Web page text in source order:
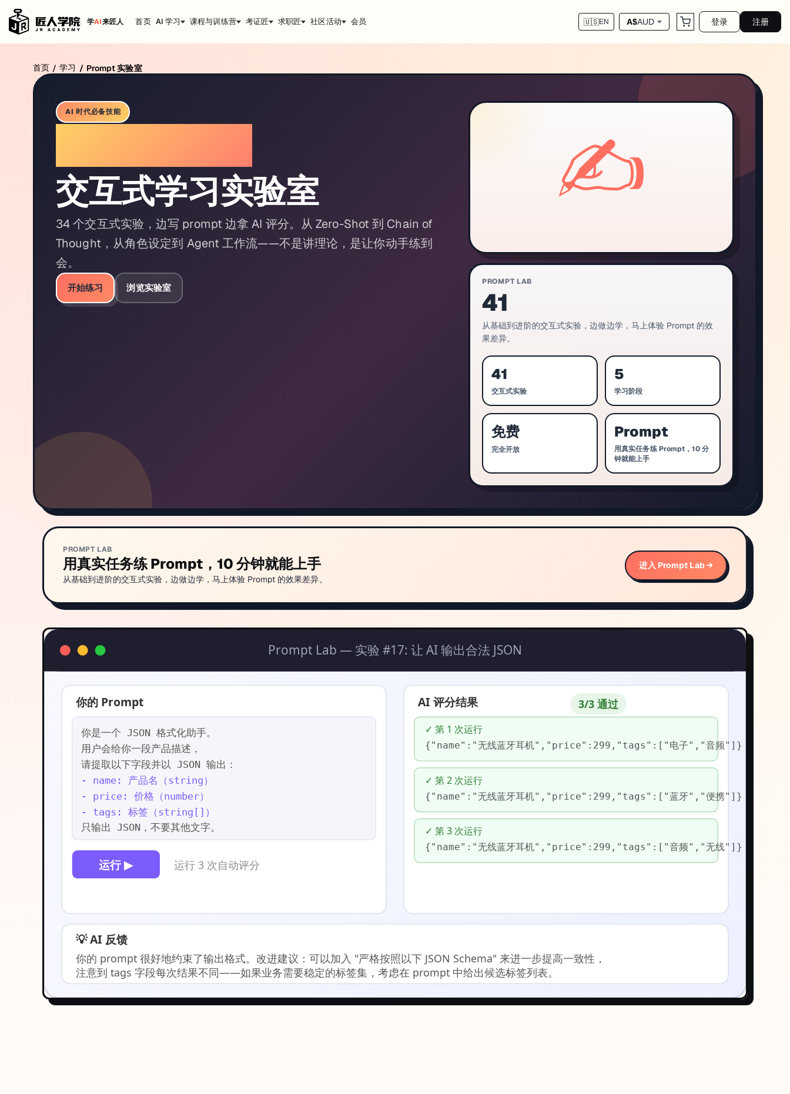
学AI来匠人 首页 AI 学习 课程与训练营 考证匠 求职匠 社区活动 会员 🇺🇸EN A$AUD 登录 注册
首页 / 学习 / Prompt 实验室
AI 时代必备技能
交互式学习实验室
34 个交互式实验，边写 prompt 边拿 AI 评分。从 Zero-Shot 到 Chain of
Thought，从角色设定到 Agent 工作流——不是讲理论，是让你动手练到
会。
开始练习 浏览实验室
✍️
PROMPT LAB
41
从基础到进阶的交互式实验，边做边学，马上体验 Prompt 的效
果差异。
41
交互式实验
5
学习阶段
免费
完全开放
Prompt
用真实任务练 Prompt，10 分
钟就能上手
PROMPT LAB
用真实任务练 Prompt，10 分钟就能上手
从基础到进阶的交互式实验，边做边学，马上体验 Prompt 的效果差异。
进入 Prompt Lab →